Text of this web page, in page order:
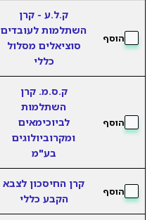
הוסף
ק.ל.ע - קרן
השתלמות לעובדים
סוציאלים מסלול
כללי
הוסף
ק.ס.מ. קרן
השתלמות
לביוכימאים
ומקרוביולוגים
בע"מ
הוסף
קרן החיסכון לצבא
הקבע כללי